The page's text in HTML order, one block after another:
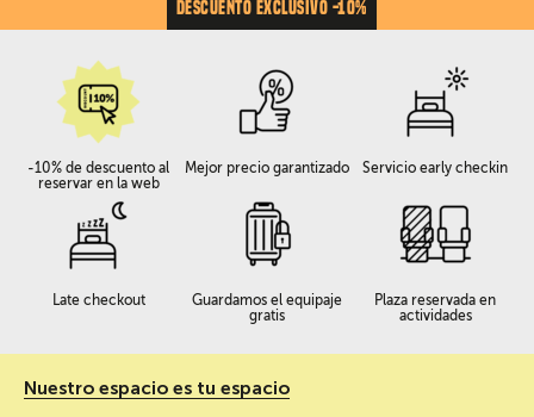
DESCUENTO EXCLUSIVO -10%
-10% de descuento al
reservar en la web
Mejor precio garantizado Servicio early checkin
Late checkout
Guardamos el equipaje
gratis
Plaza reservada en
actividades
Nuestro espacio es tu espacio